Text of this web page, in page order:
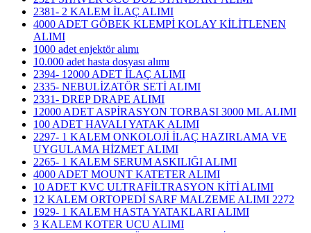
2381- 2 KALEM İLAÇ ALIMI
4000 ADET GÖBEK KLEMPİ KOLAY KİLİTLENEN
ALIMI
1000 adet enjektör alımı
10.000 adet hasta dosyası alımı
2394- 12000 ADET İLAÇ ALIMI
2335- NEBULİZATÖR SETİ ALIMI
2331- DREP DRAPE ALIMI
12000 ADET ASPİRASYON TORBASI 3000 ML ALIMI
100 ADET HAVALI YATAK ALIMI
2297- 1 KALEM ONKOLOJİ İLAÇ HAZIRLAMA VE
UYGULAMA HİZMET ALIMI
2265- 1 KALEM SERUM ASKILIĞI ALIMI
4000 ADET MOUNT KATETER ALIMI
10 ADET KVC ULTRAFİLTRASYON KİTİ ALIMI
12 KALEM ORTOPEDİ SARF MALZEME ALIMI 2272
1929- 1 KALEM HASTA YATAKLARI ALIMI
3 KALEM KOTER UCU ALIMI